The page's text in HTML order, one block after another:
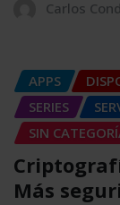
Carlos
APPS
SERIES
SIN
Más